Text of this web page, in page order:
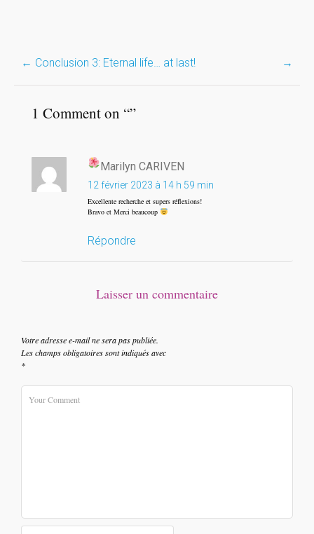
Post
navigation
← Conclusion 3: Eternal life… at last! →
1 Comment on “”
Marilyn CARIVEN
12 février 2023 à 14 h 59 min
Excellente recherche et supers réflexions!
Bravo et Merci beaucoup
Répondre
Laisser un commentaire
Votre adresse e-mail ne sera pas publiée.
Les champs obligatoires sont indiqués avec
*